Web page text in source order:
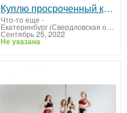
Куплю просроченный каучук и сопутствующие химикаты для РТИ
Что-то еще -
Екатеринбург (Свердловская область)
Сентябрь 25, 2022
Не указана